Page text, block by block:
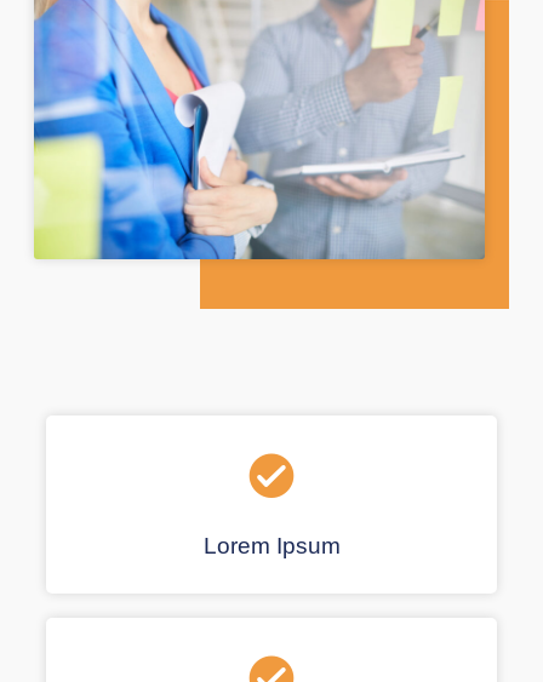
Lorem Ipsum